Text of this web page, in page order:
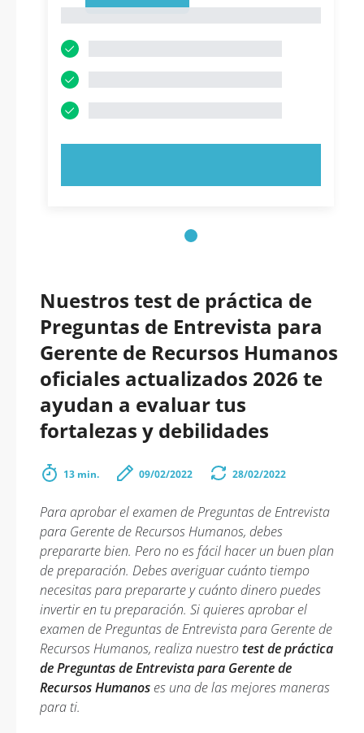
Nuestros test de práctica de
Preguntas de Entrevista para
Gerente de Recursos Humanos
oficiales actualizados 2026 te
ayudan a evaluar tus
fortalezas y debilidades
13 min. 09/02/2022 28/02/2022
Para aprobar el examen de Preguntas de Entrevista
para Gerente de Recursos Humanos, debes
prepararte bien. Pero no es fácil hacer un buen plan
de preparación. Debes averiguar cuánto tiempo
necesitas para prepararte y cuánto dinero puedes
invertir en tu preparación. Si quieres aprobar el
examen de Preguntas de Entrevista para Gerente de
Recursos Humanos, realiza nuestro test de práctica
de Preguntas de Entrevista para Gerente de
Recursos Humanos es una de las mejores maneras
para ti.